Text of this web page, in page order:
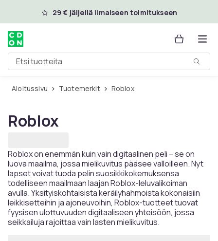
Ohita ja siirry pääsisältöön
29 € jäljellä ilmaiseen toimitukseen
Etsi tuotteita
Aloitussivu Tuotemerkit Roblox
Roblox
Roblox on enemmän kuin vain digitaalinen peli – se on
luova maailma, jossa mielikuvitus pääsee valloilleen. Nyt
lapset voivat tuoda pelin suosikkikokemuksensa
todelliseen maailmaan laajan Roblox-leluvalikoiman
avulla. Yksityiskohtaisista keräilyhahmoista kokonaisiin
leikkisetteihin ja ajoneuvoihin, Roblox-tuotteet tuovat
fyysisen ulottuvuuden digitaaliseen yhteisöön, jossa
seikkailuja rajoittaa vain lasten mielikuvitus.